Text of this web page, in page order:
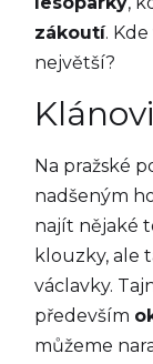
zákoutí.
největší?
Na pražské
nadšeným
najít nějaké
klouzky, ale
václavky.
především
můžeme